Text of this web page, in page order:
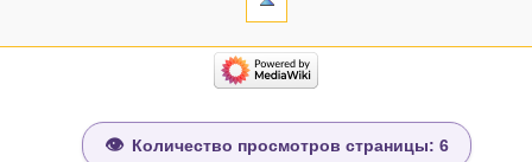
о странице
категории
Проекты/Участники/Количество просмотров страницы: 6